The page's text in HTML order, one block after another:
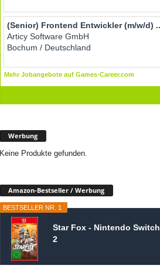
Werbung
Keine Produkte gefunden.
Amazon-Bestseller / Werbung
BESTSELLER NR. 1
Star Fox - Nintendo Switch
2